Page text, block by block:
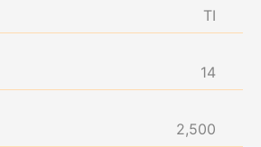
TI
14
2,500